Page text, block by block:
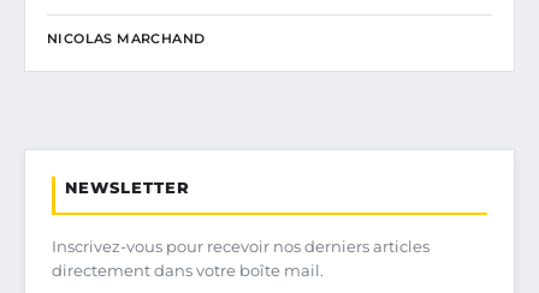
NICOLAS MARCHAND
NEWSLETTER
Inscrivez-vous pour recevoir nos derniers articles
directement dans votre boîte mail.